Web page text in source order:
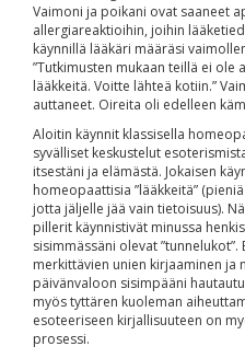
Vaimoni ja poikani ovat saaneet
allergiareaktioihin, joihin
käynnillä lääkäri määräsi
”Tutkimusten mukaan teillä ei ole
lääkkeitä. Voitte lähteä kotiin.”
auttaneet. Oireita oli edelleen
Aloitin käynnit klassisella
syvälliset keskustelut
itsestäni ja elämästä. Jokaisen
homeopaattisia ”lääkkeitä”
jotta jäljelle jää vain tietoisuus).
pillerit käynnistivät minussa
sisimmässäni olevat
merkittävien unien kirjaaminen ja
päivänvaloon sisimpääni
myös tyttären kuoleman
esoteeriseen kirjallisuuteen on
prosessi.